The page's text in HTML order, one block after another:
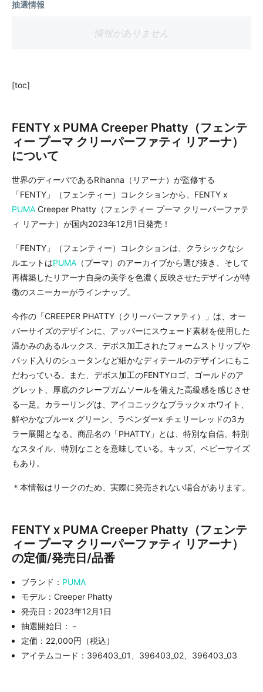
抽選情報
情報がありません
[toc]
FENTY x PUMA Creeper Phatty（フェンテ
ィー プーマ クリーパーファティ リアーナ）
について
世界のディーバであるRihanna（リアーナ）が監修する
「FENTY」（フェンティー）コレクションから、FENTY x
PUMA Creeper Phatty（フェンティー プーマ クリーパーファテ
ィ リアーナ）が国内2023年12月1日発売！
「FENTY」（フェンティー）コレクションは、クラシックなシ
ルエットはPUMA （プーマ）のアーカイブから選び抜き、そして
再構築したリアーナ自身の美学を色濃く反映させたデザインが特
徴のスニーカーがラインナップ。
今作の「CREEPER PHATTY（クリーパーファティ）」は、オー
バーサイズのデザインに、アッパーにスウェード素材を使用した
温かみのあるルックス、デボス加工されたフォームストリップや
パッド入りのシュータンなど細かなディテールのデザインにもこ
だわっている。また、デボス加工のFENTYロゴ、ゴールドのア
グレット、厚底のクレープガムソールを備えた高級感を感じさせ
る一足。カラーリングは、アイコニックなブラックx ホワイト、
鮮やかなブルーx グリーン、ラベンダーx チェリーレッドの3カ
ラー展開となる。商品名の「PHATTY」とは、特別な自信、特別
なスタイル、特別なことを意味している。キッズ、ベビーサイズ
もあり。
＊本情報はリークのため、実際に発売されない場合があります。
FENTY x PUMA Creeper Phatty（フェンテ
ィー プーマ クリーパーファティ リアーナ）
の定価/発売日/品番
ブランド： PUMA
モデル：Creeper Phatty
発売日：2023年12月1日
抽選開始日：－
定価：22,000円（税込）
アイテムコード：396403_01、396403_02、396403_03